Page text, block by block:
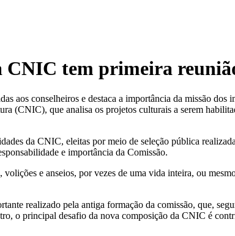
CNIC tem primeira
aos conselheiros e destaca a importância da missão dos
(CNIC), que analisa os projetos culturais a serem
da CNIC, eleitas por meio de seleção pública
e importância da Comissão.
volições e anseios, por vezes de uma vida inteira, ou
realizado pela antiga formação da comissão, que,
o principal desafio da nova composição da CNIC é